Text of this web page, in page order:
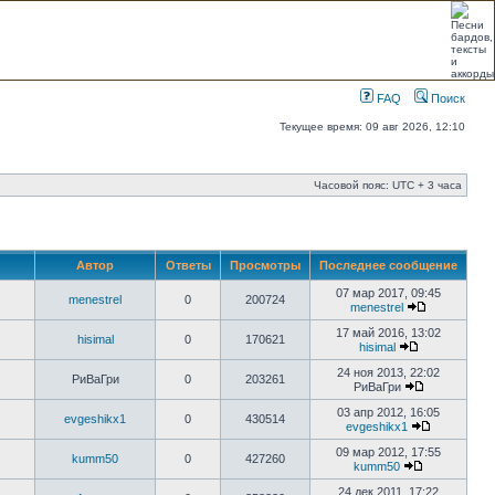
FAQ Поиск
Текущее время: 09 авг 2026, 12:10
Часовой пояс: UTC + 3 часа
Автор Ответы Просмотры Последнее сообщение
menestrel 0 200724
07 мар 2017, 09:45
menestrel
hisimal 0 170621
17 май 2016, 13:02
hisimal
РиВаГри 0 203261
24 ноя 2013, 22:02
РиВаГри
evgeshikx1 0 430514
03 апр 2012, 16:05
evgeshikx1
kumm50 0 427260
09 мар 2012, 17:55
kumm50
24 дек 2011, 17:22